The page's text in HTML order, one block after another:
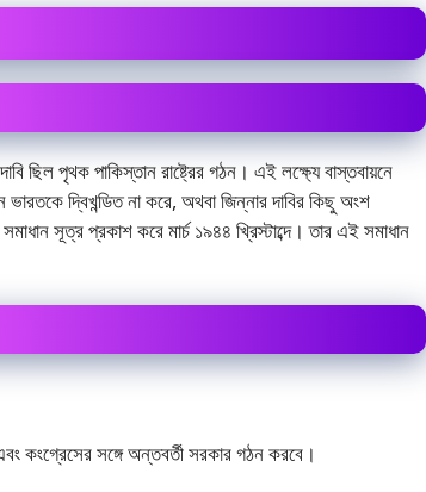
ছিল পৃথক পাকিস্তান রাষ্ট্রের গঠন। এই লক্ষ্যে বাস্তবায়নে
দ্বিখন্ডিত না করে, অথবা জিন্নার দাবির কিছু অংশ
সূত্র প্রকাশ করে মার্চ ১৯৪৪ খ্রিস্টাব্দে। তার এই সমাধান
কংগ্রেসের সঙ্গে অন্তবর্তী সরকার গঠন করবে।